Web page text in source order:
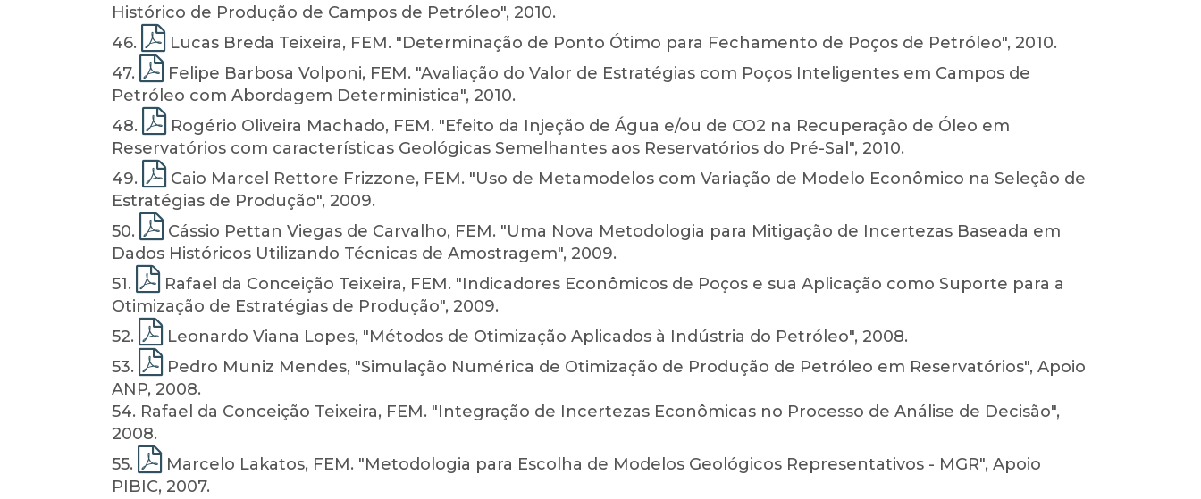
Histórico de Produção de Campos de Petróleo", 2010.
46.
Lucas Breda Teixeira, FEM. "Determinação de Ponto Ótimo para Fechamento de Poços de Petróleo", 2010.
47.
Felipe Barbosa Volponi, FEM. "Avaliação do Valor de Estratégias com Poços Inteligentes em Campos de
Petróleo com Abordagem Deterministica", 2010.
48.
Rogério Oliveira Machado, FEM. "Efeito da Injeção de Água e/ou de CO2 na Recuperação de Óleo em
Reservatórios com características Geológicas Semelhantes aos Reservatórios do Pré-Sal", 2010.
49.
Caio Marcel Rettore Frizzone, FEM. "Uso de Metamodelos com Variação de Modelo Econômico na Seleção de
Estratégias de Produção", 2009.
50.
Cássio Pettan Viegas de Carvalho, FEM. "Uma Nova Metodologia para Mitigação de Incertezas Baseada em
Dados Históricos Utilizando Técnicas de Amostragem", 2009.
51.
Rafael da Conceição Teixeira, FEM. "Indicadores Econômicos de Poços e sua Aplicação como Suporte para a
Otimização de Estratégias de Produção", 2009.
52.
Leonardo Viana Lopes, "Métodos de Otimização Aplicados à Indústria do Petróleo", 2008.
53.
Pedro Muniz Mendes, "Simulação Numérica de Otimização de Produção de Petróleo em Reservatórios", Apoio
ANP, 2008.
54. Rafael da Conceição Teixeira, FEM. "Integração de Incertezas Econômicas no Processo de Análise de Decisão",
2008.
55.
Marcelo Lakatos, FEM. "Metodologia para Escolha de Modelos Geológicos Representativos - MGR", Apoio
PIBIC, 2007.